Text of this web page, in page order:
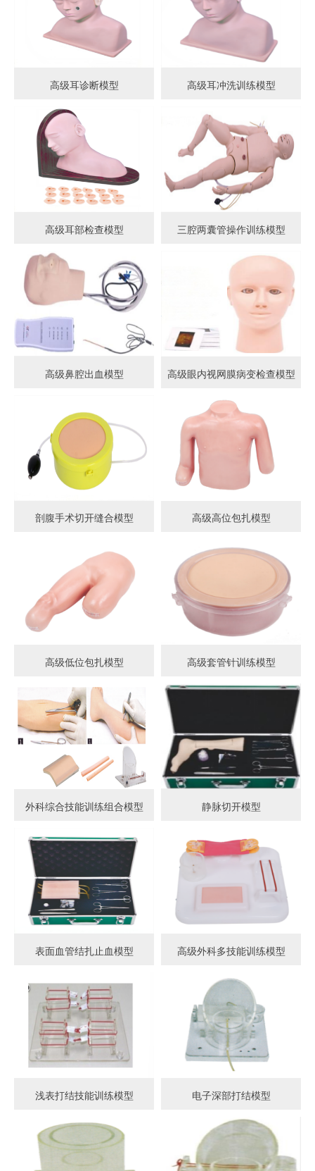
高级耳诊断模型 高级耳冲洗训练模型
高级耳部检查模型 三腔两囊管操作训练模型
高级鼻腔出血模型 高级眼内视网膜病变检查模型
剖腹手术切开缝合模型 高级高位包扎模型
高级低位包扎模型 高级套管针训练模型
外科综合技能训练组合模型 静脉切开模型
表面血管结扎止血模型 高级外科多技能训练模型
浅表打结技能训练模型 电子深部打结模型